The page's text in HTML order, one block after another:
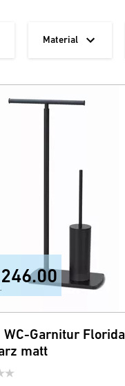
Material
246.00
WC-Garnitur Florida
matt